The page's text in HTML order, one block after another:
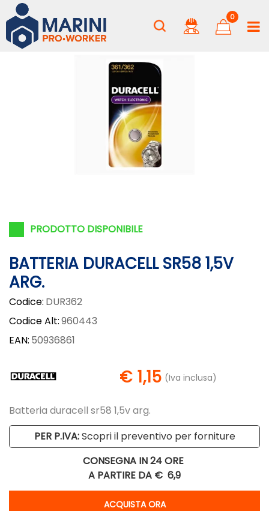
0
PRODOTTO DISPONIBILE
BATTERIA DURACELL SR58 1,5V
ARG.
Codice: DUR362
Codice Alt:960443
EAN: 50936861
€ 1,15 (Iva inclusa)
Batteria duracell sr58 1,5v arg.
PER P.IVA:Scopri il preventivo per forniture
CONSEGNA IN 24 ORE
A PARTIRE DA € 6,9
ACQUISTA ORA